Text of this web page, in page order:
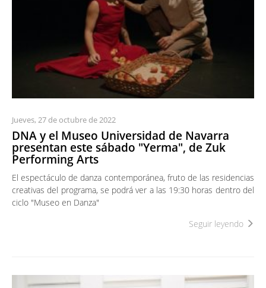
Jueves, 27 de octubre de 2022
DNA y el Museo Universidad de Navarra
presentan este sábado "Yerma", de Zuk
Performing Arts
El espectáculo de danza contemporánea, fruto de las residencias
creativas del programa, se podrá ver a las 19:30 horas dentro del
ciclo "Museo en Danza"
Seguir leyendo